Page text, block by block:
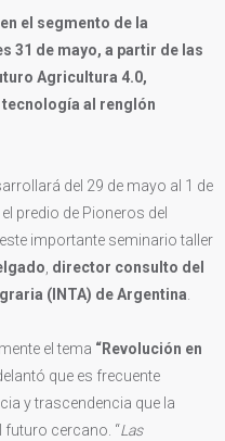
el segmento de la
31 de mayo, a partir de las
Agricultura 4.0,
al renglón
del 29 de mayo al 1 de
predio de Pioneros del
importante seminario taller
, director consulto del
(INTA) de Argentina.
el tema “Revolución en
que es frecuente
y trascendencia que la
futuro cercano. “Las